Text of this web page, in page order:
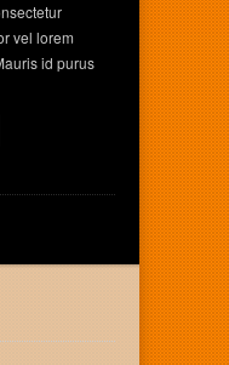
vel lorem
id purus